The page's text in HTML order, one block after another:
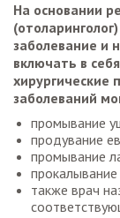
На основании
заболевание и
включать в
хирургические
заболеваний
промывание
продувание
промывание
также врач